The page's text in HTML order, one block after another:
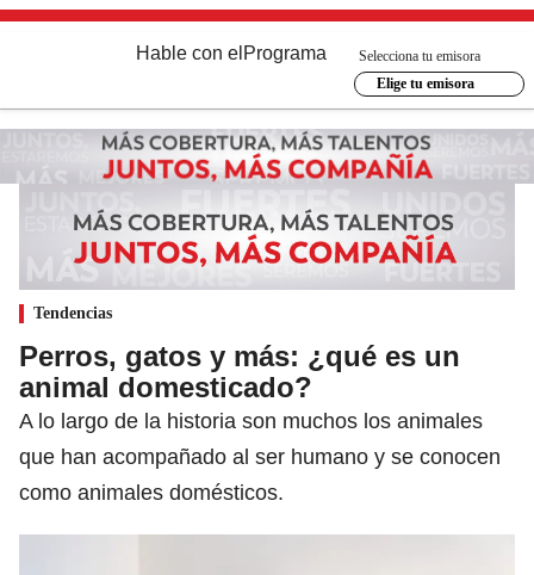
Hable con el Programa
Selecciona tu emisora
Elige tu emisora
Tendencias
Perros, gatos y más: ¿qué es un
animal domesticado?
A lo largo de la historia son muchos los animales
que han acompañado al ser humano y se conocen
como animales domésticos.